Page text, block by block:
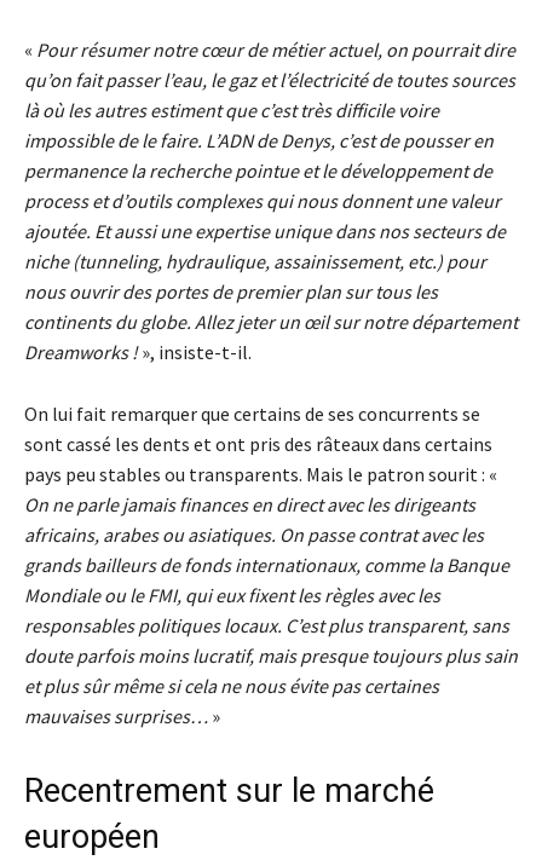
« Pour résumer notre cœur de métier actuel, on pourrait dire
qu’on fait passer l’eau, le gaz et l’électricité de toutes sources
là où les autres estiment que c’est très difficile voire
impossible de le faire. L’ADN de Denys, c’est de pousser en
permanence la recherche pointue et le développement de
process et d’outils complexes qui nous donnent une valeur
ajoutée. Et aussi une expertise unique dans nos secteurs de
niche (tunneling, hydraulique, assainissement, etc.) pour
nous ouvrir des portes de premier plan sur tous les
continents du globe. Allez jeter un œil sur notre département
Dreamworks !», insiste-t-il.
On lui fait remarquer que certains de ses concurrents se
sont cassé les dents et ont pris des râteaux dans certains
pays peu stables ou transparents. Mais le patron sourit : «
On ne parle jamais finances en direct avec les dirigeants
africains, arabes ou asiatiques. On passe contrat avec les
grands bailleurs de fonds internationaux, comme la Banque
Mondiale ou le FMI, qui eux fixent les règles avec les
responsables politiques locaux. C’est plus transparent, sans
doute parfois moins lucratif, mais presque toujours plus sain
et plus sûr même si cela ne nous évite pas certaines
mauvaises surprises… »
Recentrement sur le marché
européen